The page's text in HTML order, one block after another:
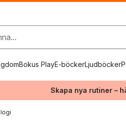
Bokus PlayE-böckerLjudböcker
Skapa nya rutiner –